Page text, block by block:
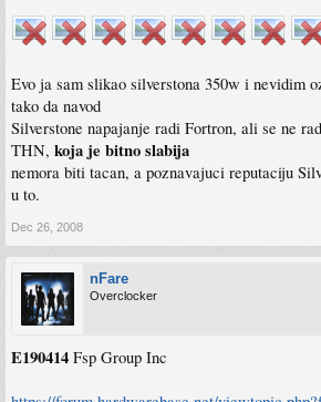
Evo ja sam slikao silverstona 350w i nevidim
tako da navod
Silverstone napajanje radi Fortron, ali se ne
THN, koja je bitno slabija
nemora biti tacan, a poznavajuci reputaciju
u to.
Dec 26, 2008
nFare
Overclocker
E190414 Fsp Group Inc